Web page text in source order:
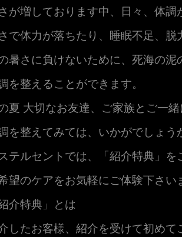
が増しております中、日々、体調
で体力が落ちたり、睡眠不足、
暑さに負けないために、死海の泥
を整えることができます。
夏 大切なお友達、ご家族とご一
を整えてみては、いかがでしょう
テルセントでは、「紹介特典」
望のケアをお気軽にご体験下さい
紹介特典」とは
したお客様、紹介を受けて初めて